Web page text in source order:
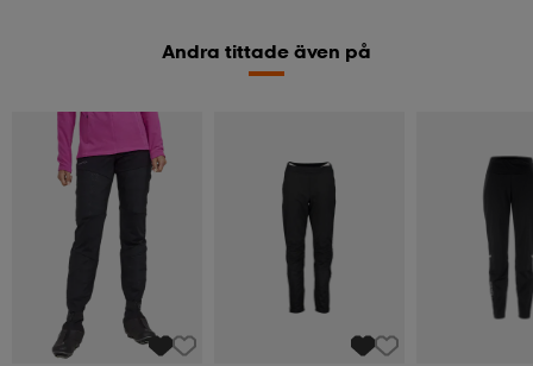
Andra tittade även på